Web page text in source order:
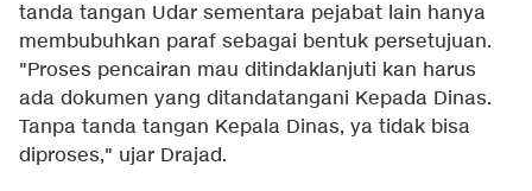
tanda tangan Udar sementara pejabat lain hanya
membubuhkan paraf sebagai bentuk persetujuan.
"Proses pencairan mau ditindaklanjuti kan harus
ada dokumen yang ditandatangani Kepada Dinas.
Tanpa tanda tangan Kepala Dinas, ya tidak bisa
diproses," ujar Drajad.